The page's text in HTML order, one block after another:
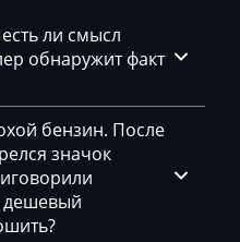
ли смысл
обнаружит факт
бензин. После
значок
дешевый